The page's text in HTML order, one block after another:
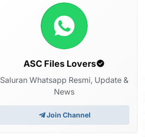
ASC Files Lovers
Saluran Whatsapp Resmi, Update &
News
Join Channel